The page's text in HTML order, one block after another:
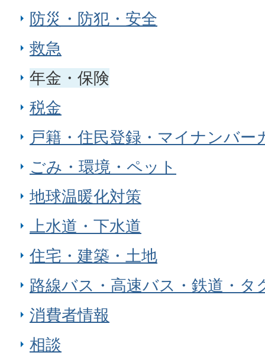
防災・防犯・安全
救急
年金・保険
税金
戸籍・住民登録・マイナンバー
ごみ・環境・ペット
地球温暖化対策
上水道・下水道
住宅・建築・土地
路線バス・高速バス・鉄道・タ
消費者情報
相談